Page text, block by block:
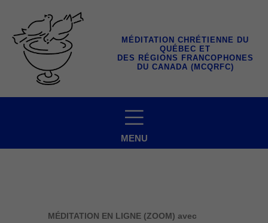
contenu
MÉDITATION CHRÉTIENNE DU
QUÉBEC ET
DES RÉGIONS FRANCOPHONES
DU CANADA (MCQRFC)
MENU
MÉDITATION EN LIGNE (ZOOM) avec